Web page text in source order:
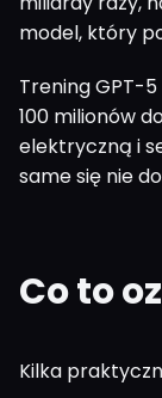
model, który
Trening GPT-
100 milionów
elektryczną i
same się nie
Co to
Kilka